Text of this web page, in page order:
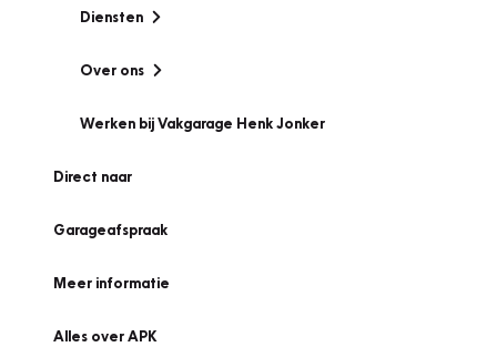
Diensten
Over ons
Werken bij Vakgarage Henk Jonker
Direct naar
Garageafspraak
Meer informatie
Alles over APK